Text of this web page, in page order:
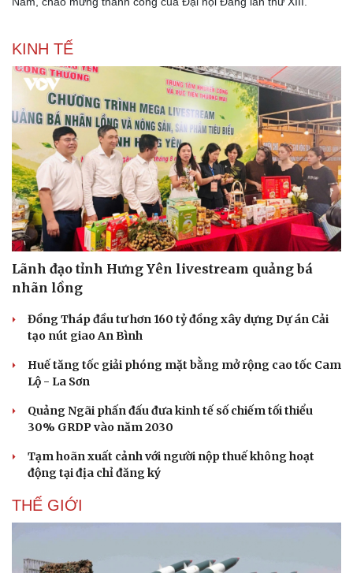
Thể thao
Bóng đá
Lịch thi đấu bóng đá
Thế giới thể thao
eSports
Ô tô - Xe máy
Ô tô
Tư vấn
KINH TẾ
Lãnh đạo tỉnh Hưng Yên livestream quảng bá
nhãn lồng
Đồng Tháp đầu tư hơn 160 tỷ đồng xây dựng Dự án Cải
tạo nút giao An Bình
Huế tăng tốc giải phóng mặt bằng mở rộng cao tốc Cam
Lộ - La Sơn
Quảng Ngãi phấn đấu đưa kinh tế số chiếm tối thiểu
30% GRDP vào năm 2030
Tạm hoãn xuất cảnh với người nộp thuế không hoạt
động tại địa chỉ đăng ký
THẾ GIỚI